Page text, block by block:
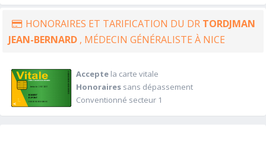
HONORAIRES ET TARIFICATION DU DR TORDJMAN
JEAN-BERNARD , MÉDECIN GÉNÉRALISTE À NICE
Acceptela carte vitale
Honorairessans dépassement
Conventionné secteur 1